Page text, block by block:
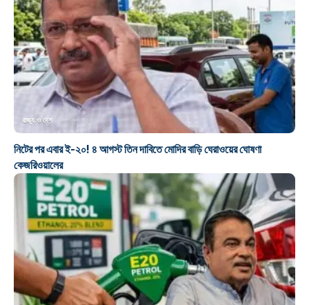
রাজ্য ও দেশ
নিটের পর এবার ই-২০! ৪ আগস্ট তিন দাবিতে মোদির বাড়ি ঘেরাওয়ের ঘোষণা
কেজরিওয়ালের